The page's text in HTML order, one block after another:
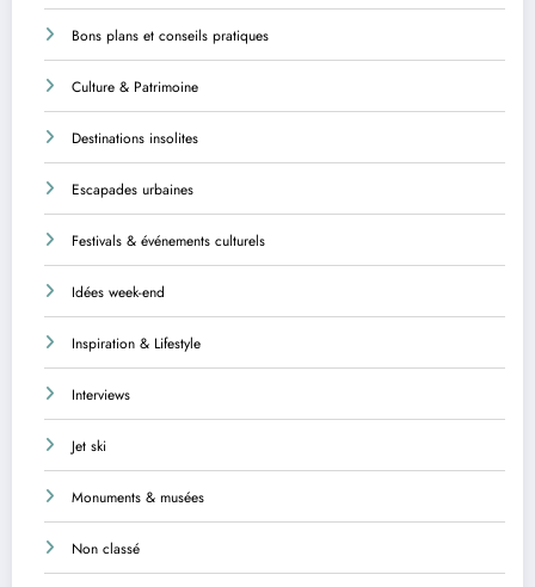
Bons plans et conseils pratiques
Culture & Patrimoine
Destinations insolites
Escapades urbaines
Festivals & événements culturels
Idées week-end
Inspiration & Lifestyle
Interviews
Jet ski
Monuments & musées
Non classé